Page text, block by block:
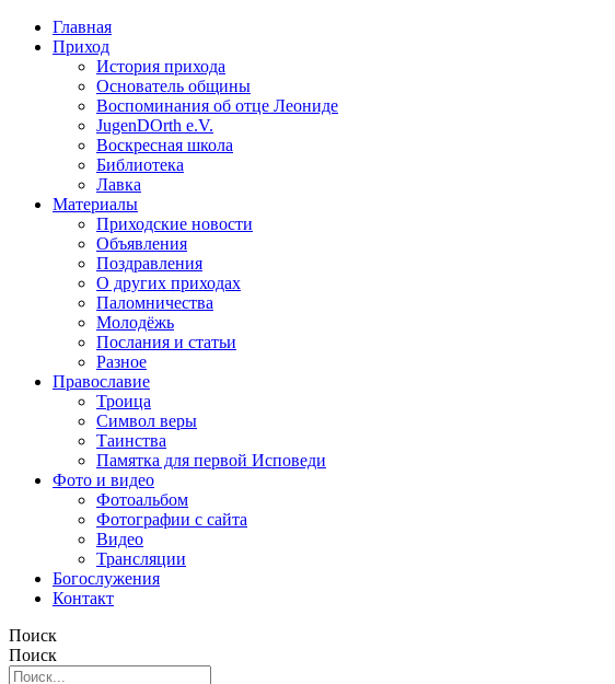
Главная
Приход
История прихода
Основатель общины
Воспоминания об отце Леониде
JugenDOrth e.V.
Воскресная школа
Библиотека
Лавка
Материалы
Приходские новости
Объявления
Поздравления
О других приходах
Паломничества
Молодёжь
Послания и статьи
Разное
Православие
Троица
Символ веры
Таинства
Памятка для первой Исповеди
Фото и видео
Фотоальбом
Фотографии с сайта
Видео
Трансляции
Богослужения
Контакт
Поиск
Поиск